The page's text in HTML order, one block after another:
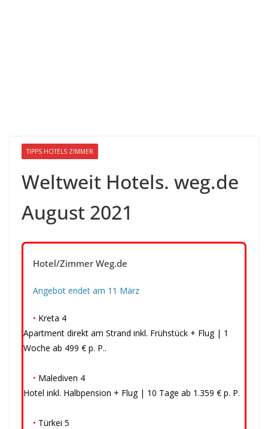
TIPPS HOTELS ZIMMER
Weltweit Hotels. weg.de
August 2021
Hotel/Zimmer Weg.de
Angebot endet am 11 März
• Kreta 4
Apartment direkt am Strand inkl. Frühstück + Flug | 1
Woche ab 499 € p. P..
• Malediven 4
Hotel inkl. Halbpension + Flug | 10 Tage ab 1.359 € p. P.
• Türkei 5